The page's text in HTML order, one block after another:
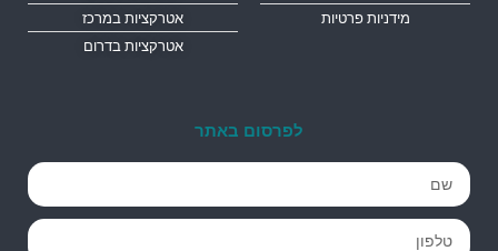
מידניות פרטיות
אטרקציות במרכז
אטרקציות בדרום
לפרסום באתר